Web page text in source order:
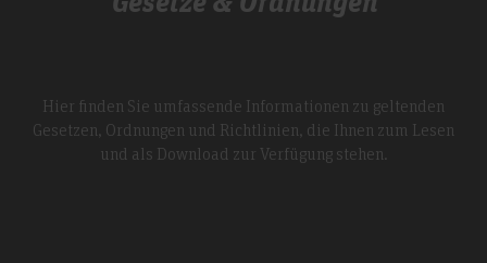
Hier finden Sie umfassende Informationen zu geltenden
Gesetzen, Ordnungen und Richtlinien, die Ihnen zum Lesen
und als Download zur Verfügung stehen.